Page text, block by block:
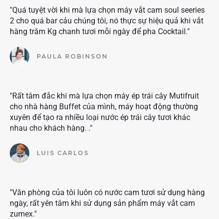
"Quá tuyệt vời khi mà lựa chọn máy vắt cam soul seeries
2 cho quá bar cảu chúng tôi, nó thực sự hiệu quả khi vắt
hàng trăm Kg chanh tươi mỗi ngày để pha Cocktail."
PAULA ROBINSON
"Rất tâm đắc khi mà lựa chọn máy ép trái cây Mutifruit
cho nhà hàng Buffet của mình, máy hoạt động thường
xuyên để tạo ra nhiều loại nước ép trái cây tươi khác
nhau cho khách hàng. ."
LUIS CARLOS
"Văn phòng của tôi luôn có nước cam tươi sử dụng hàng
ngày, rất yên tâm khi sử dụng sản phẩm máy vắt cam
zumex."